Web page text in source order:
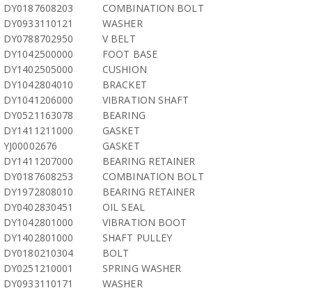
DY0187608203
COMBINATION BOLT
DY0933110121
WASHER
DY0788702950
V BELT
DY1042500000
FOOT BASE
DY1402505000
CUSHION
DY1042804010
BRACKET
DY1041206000
VIBRATION SHAFT
DY0521163078
BEARING
DY1411211000
GASKET
YJ00002676
GASKET
DY1411207000
BEARING RETAINER
DY0187608253
COMBINATION BOLT
DY1972808010
BEARING RETAINER
DY0402830451
OIL SEAL
DY1042801000
VIBRATION BOOT
DY1402801000
SHAFT PULLEY
DY0180210304
BOLT
DY0251210001
SPRING WASHER
DY0933110171
WASHER